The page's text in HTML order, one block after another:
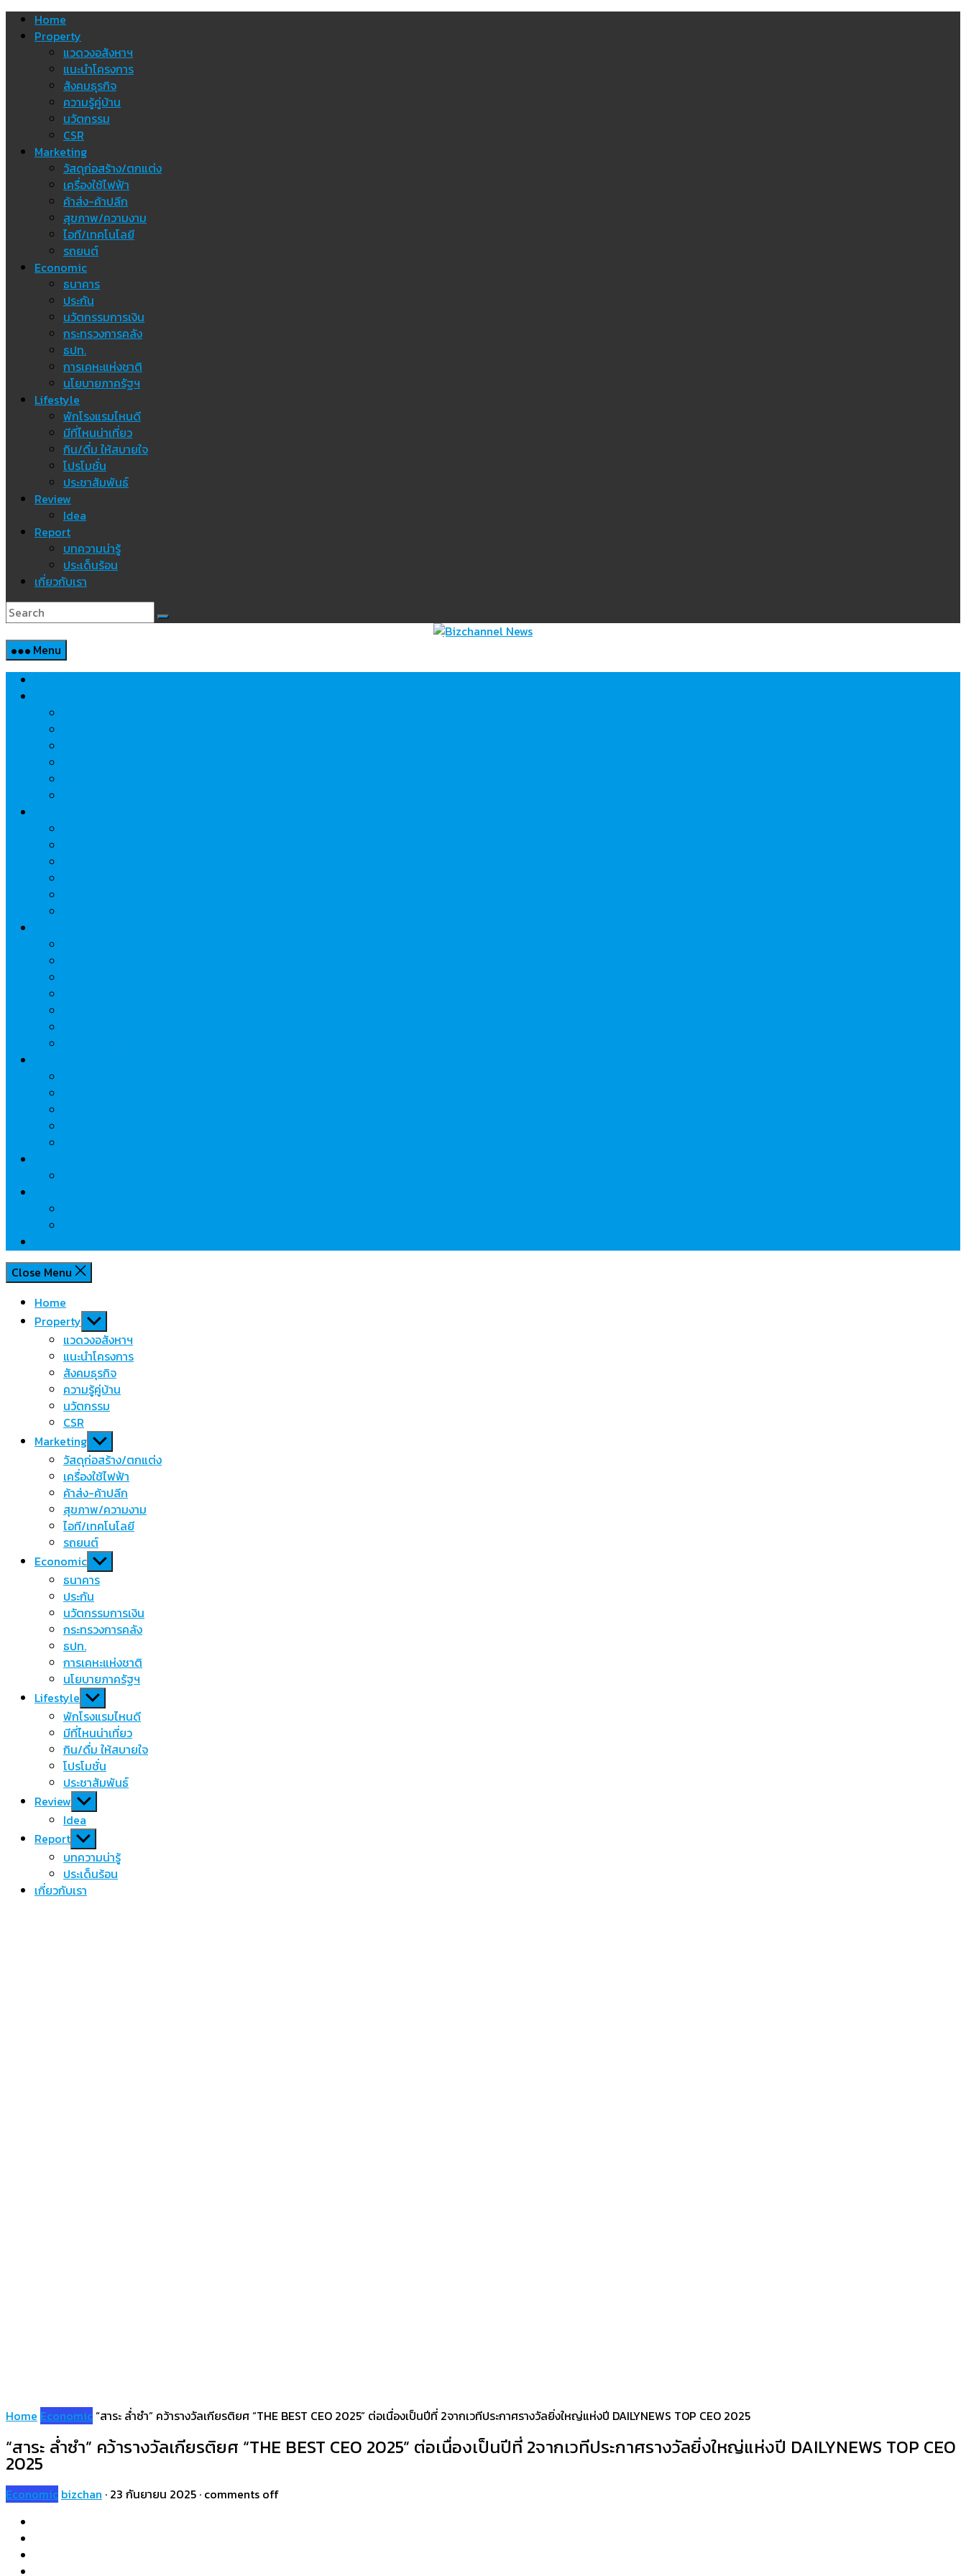
Skip Home
Property
แวดวงอสังหาฯ
แนะนำโครงการ
สังคมธุรกิจ
ความรู้คู่บ้าน
นวัตกรรม
CSR
Marketing
วัสดุก่อสร้าง/ตกแต่ง
เครื่องใช้ไฟฟ้า
ค้าส่ง-ค้าปลีก
สุขภาพ/ความงาม
ไอที/เทคโนโลยี
รถยนต์
Economic
ธนาคาร
ประกัน
นวัตกรรมการเงิน
กระทรวงการคลัง
ธปท.
การเคหะแห่งชาติ
นโยบายภาครัฐฯ
Lifestyle
พักโรงแรมไหนดี
มีที่ไหนน่าเที่ยว
กิน/ดื่ม ให้สบายใจ
โปรโมชั่น
ประชาสัมพันธ์
Review
Idea
Report
บทความน่ารู้
ประเด็นร้อน
เกี่ยวกับเรา
Menu
Close Menu
Home
Property Show
sub
menu
แวดวงอสังหาฯ
แนะนำโครงการ
สังคมธุรกิจ
ความรู้คู่บ้าน
นวัตกรรม
CSR
Marketing Show
sub
menu
วัสดุก่อสร้าง/ตกแต่ง
เครื่องใช้ไฟฟ้า
ค้าส่ง-ค้าปลีก
สุขภาพ/ความงาม
ไอที/เทคโนโลยี
รถยนต์
Economic Show
sub
menu
ธนาคาร
ประกัน
นวัตกรรมการเงิน
กระทรวงการคลัง
ธปท.
การเคหะแห่งชาติ
นโยบายภาครัฐฯ
Lifestyle Show
sub
menu
พักโรงแรมไหนดี
มีที่ไหนน่าเที่ยว
กิน/ดื่ม ให้สบายใจ
โปรโมชั่น
ประชาสัมพันธ์
Review Show
sub
menu
Idea
Report Show
sub
menu
บทความน่ารู้
ประเด็นร้อน
เกี่ยวกับเรา
Home Economic“สาระ ล่ำซำ” คว้ารางวัลเกียรติยศ “THE BEST CEO 2025” ต่อเนื่องเป็นปีที่ 2จากเวทีประกาศรางวัลยิ่งใหญ่แห่งปี DAILYNEWS TOP CEO 2025
“สาระ ล่ำซำ” คว้ารางวัลเกียรติยศ “THE BEST CEO 2025” ต่อเนื่องเป็นปีที่ 2จากเวทีประกาศรางวัลยิ่งใหญ่แห่งปี DAILYNEWS TOP CEO
2025
Economic bizchan · 23 กันยายน 2025 · comments off